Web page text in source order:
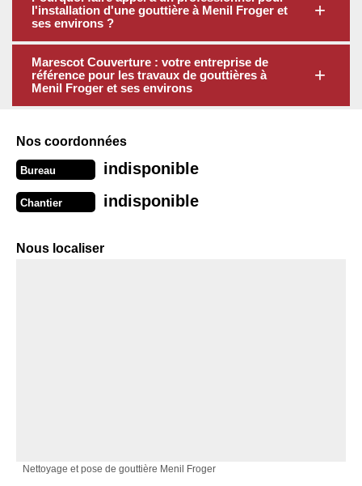
l'installation d'une gouttière à Menil Froger et
ses environs ?
Marescot Couverture : votre entreprise de
référence pour les travaux de gouttières à
Menil Froger et ses environs
Nos coordonnées
Bureau indisponible
Chantier indisponible
Nous localiser
Nettoyage et pose de gouttière Menil Froger